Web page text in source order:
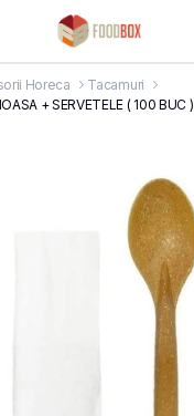
Horeca
Tacamuri
+ SERVETELE ( 100 BUC )